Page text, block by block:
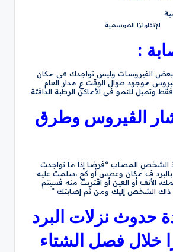
الإنفلونزا الموسمية
:
ببعض الفيروسات وليس تواجدك فى مكان
موجود طوال الوقت ع مدار العام
وتميل للنمو فى الأماكن الرطبة الدافئة.
الڤيروس وطرق
الشخص المصاب “فرضا إذا ما تواجدت
ف مكان وعطس أو كح ،سلمت عليه
الأنف أو العين أو اقتربت منه فسيتم
ذاك الشخص إليك ومن ثم إصابتك ”
حدوث نزلات البرد
خلال فصل الشتاء